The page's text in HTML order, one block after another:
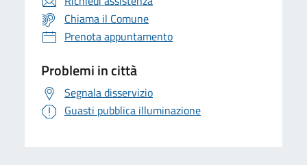
Chiama il Comune
Prenota appuntamento
Problemi in città
Segnala disservizio
Guasti pubblica illuminazione